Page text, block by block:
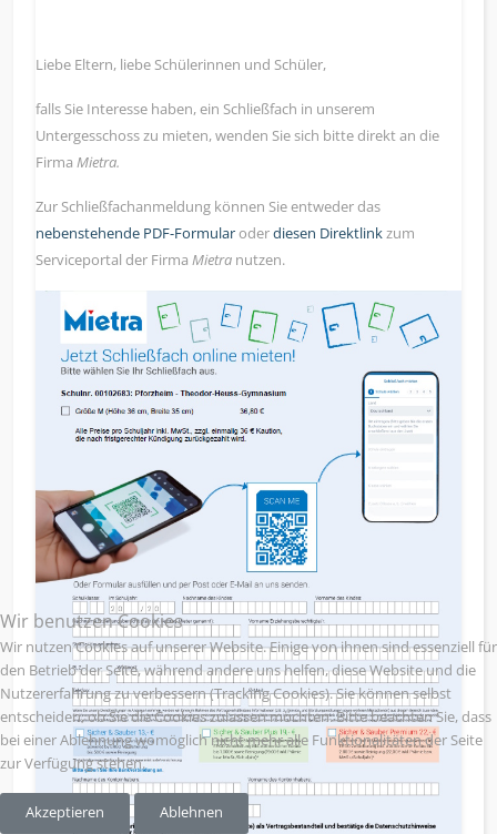
Liebe Eltern, liebe Schülerinnen und Schüler,
falls Sie Interesse haben, ein Schließfach in unserem
Untergesschoss zu mieten, wenden Sie sich bitte direkt an die
Firma Mietra.
Zur Schließfachanmeldung können Sie entweder das
nebenstehende PDF-Formularoderdiesen Direktlinkzum
Serviceportal der Firma Mietra nutzen.
Wir benutzen Cookies
Wir nutzen Cookies auf unserer Website. Einige von ihnen sind essenziell für
den Betrieb der Seite, während andere uns helfen, diese Website und die
Nutzererfahrung zu verbessern (Tracking Cookies). Sie können selbst
entscheiden, ob Sie die Cookies zulassen möchten. Bitte beachten Sie, dass
bei einer Ablehnung womöglich nicht mehr alle Funktionalitäten der Seite
zur Verfügung stehen.
Akzeptieren Ablehnen